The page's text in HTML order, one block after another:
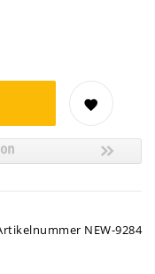
NEW-9284